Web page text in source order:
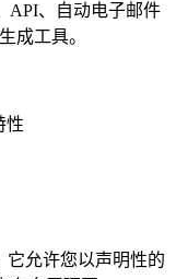
API、自动电子邮件
成工具。
性
它允许您以声明性的